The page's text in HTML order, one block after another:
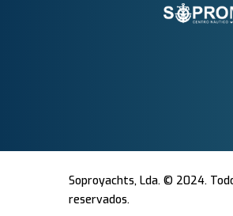
Soproyachts, Lda. © 2024.
reservados.